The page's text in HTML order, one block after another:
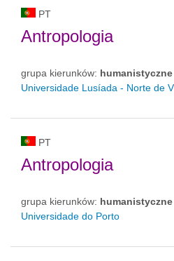
PT
Antropologia
grupa kierunków: humanistyczne
Universidade Lusíada - Norte de
PT
Antropologia
grupa kierunków: humanistyczne
Universidade do Porto